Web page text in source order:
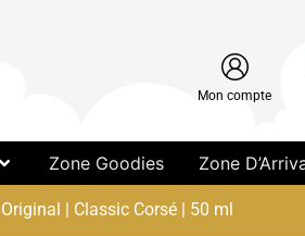
Mon compte
Zone Goodies Zone
| Classic Corsé | 50 ml